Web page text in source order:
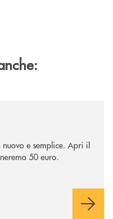
e semplice. Apri il
50 euro.